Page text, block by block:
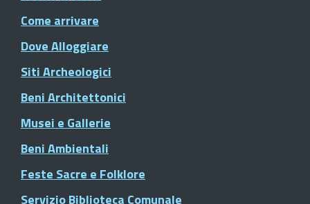
Come arrivare
Dove Alloggiare
Siti Archeologici
Beni Architettonici
Musei e Gallerie
Beni Ambientali
Feste Sacre e Folklore
Servizio Biblioteca Comunale